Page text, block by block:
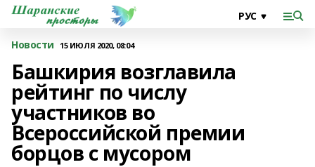
Новости 15 ИЮЛЯ 2020, 08:04
Башкирия возглавила
рейтинг по числу
участников во
Всероссийской премии
борцов с мусором